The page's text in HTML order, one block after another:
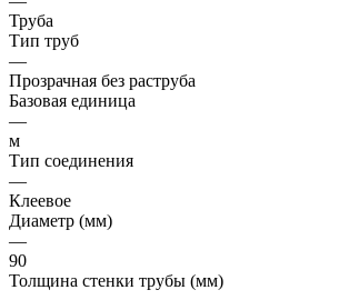
Труба
Тип труб
—
Прозрачная без раструба
Базовая единица
—
м
Тип соединения
—
Клеевое
Диаметр (мм)
—
90
Толщина стенки трубы (мм)